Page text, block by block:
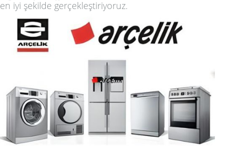
en iyi şekilde gerçekleştiriyoruz.